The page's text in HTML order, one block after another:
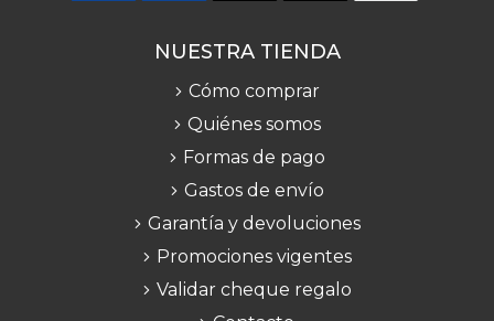
NUESTRA TIENDA
Cómo comprar
Quiénes somos
Formas de pago
Gastos de envío
Garantía y devoluciones
Promociones vigentes
Validar cheque regalo